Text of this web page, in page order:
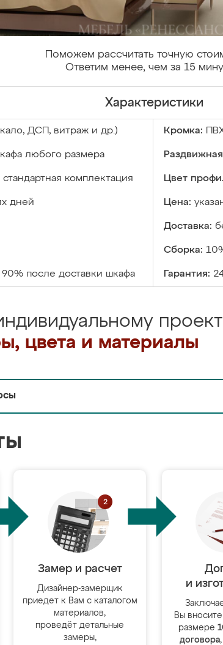
Поможем рассчитать точную
Ответим менее, чем за 15
Характеристики
ДСП, витраж и др.) Кромка:
любого размера
стандартная комплектация Цвет
дней Цена:
Доставка:
Сборка:
после доставки шкафа Гарантия:
цвета и материалы
Замер и расчет
Дизайнер-замерщик
приедет к Вам с каталогом
материалов,
проведёт детальные
замеры,
и
Вы
размере
договора